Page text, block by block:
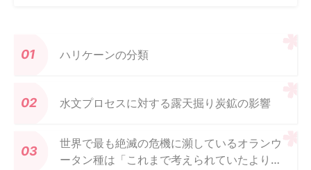
ハリケーンの分類
水文プロセスに対する露天掘り炭鉱の影響
世界で最も絶滅の危機に瀕しているオランウ
ータン種は「これまで考えられていたよりも